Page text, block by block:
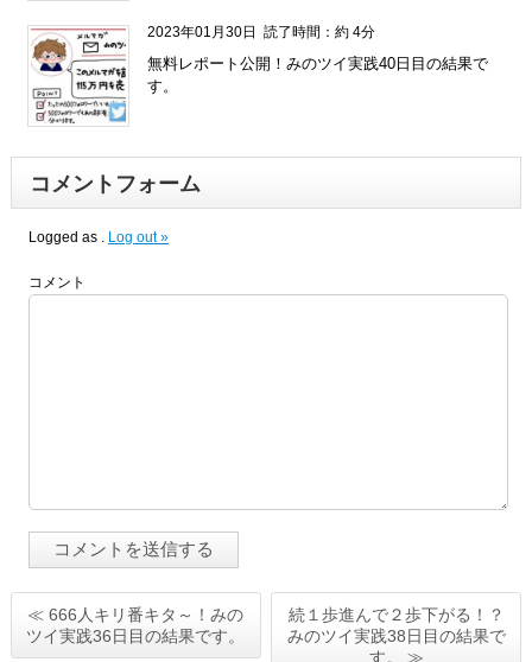
2023年01月30日 読了時間：約 4分
無料レポート公開！みのツイ実践40日目の結果で
す。
コメントフォーム
Logged as . Log out »
コメント
≪ 666人キリ番キタ～！みの
ツイ実践36日目の結果です。
続１歩進んで２歩下がる！？
みのツイ実践38日目の結果で
す。 ≫